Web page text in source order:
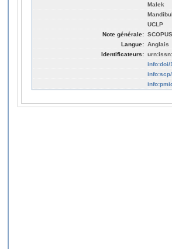
Malek
UCLP
Note générale:
Langue: Anglais
Identificateurs:
info:doi/